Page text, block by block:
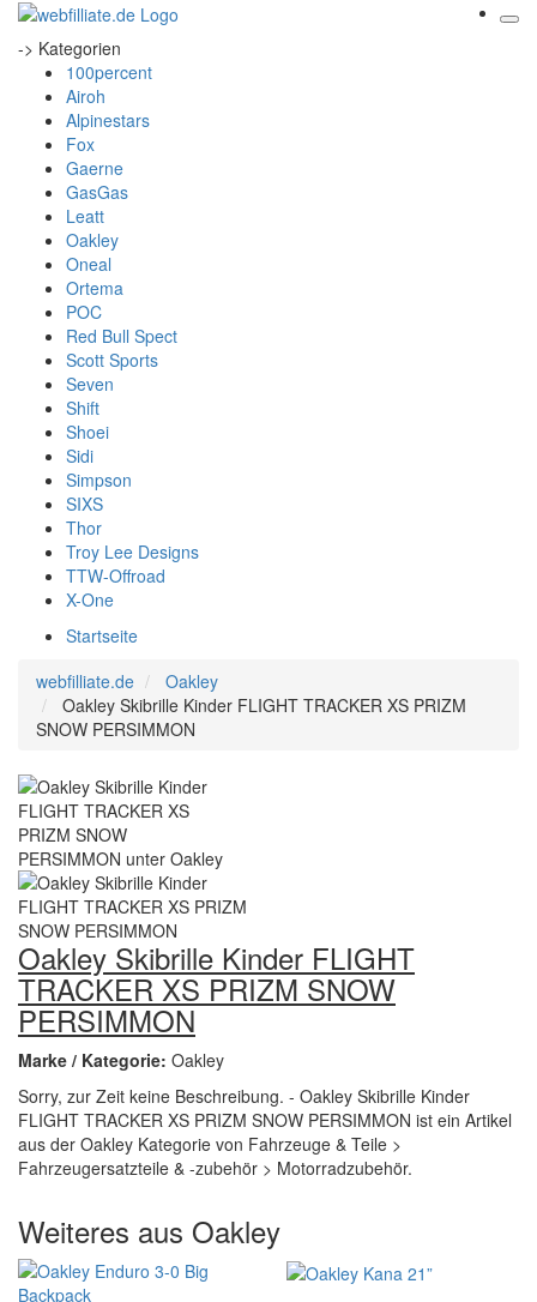
-> Kategorien
100percent
Airoh
Alpinestars
Fox
Gaerne
GasGas
Leatt
Oakley
Oneal
Ortema
POC
Red Bull Spect
Scott Sports
Seven
Shift
Shoei
Sidi
Simpson
SIXS
Thor
Troy Lee Designs
TTW-Offroad
X-One
Startseite
webfilliate.de
Oakley
Oakley Skibrille Kinder FLIGHT TRACKER XS PRIZM
SNOW PERSIMMON
Oakley Skibrille Kinder FLIGHT
TRACKER XS PRIZM SNOW
PERSIMMON
Marke / Kategorie: Oakley
Sorry, zur Zeit keine Beschreibung. - Oakley Skibrille Kinder
FLIGHT TRACKER XS PRIZM SNOW PERSIMMON ist ein Artikel
aus der Oakley Kategorie von Fahrzeuge & Teile >
Fahrzeugersatzteile & -zubehör > Motorradzubehör.
Weiteres aus Oakley